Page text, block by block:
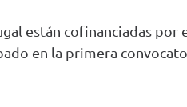
están cofinanciadas por
en la primera